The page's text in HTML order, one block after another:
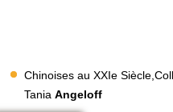
Chinoises au XXIe
Tania Angeloff